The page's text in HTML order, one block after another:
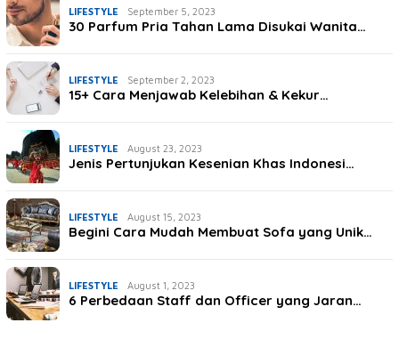
LIFESTYLE September 5, 2023
30 Parfum Pria Tahan Lama Disukai Wanita…
LIFESTYLE September 2, 2023
15+ Cara Menjawab Kelebihan & Kekur…
LIFESTYLE August 23, 2023
Jenis Pertunjukan Kesenian Khas Indonesi…
LIFESTYLE August 15, 2023
Begini Cara Mudah Membuat Sofa yang Unik…
LIFESTYLE August 1, 2023
6 Perbedaan Staff dan Officer yang Jaran…